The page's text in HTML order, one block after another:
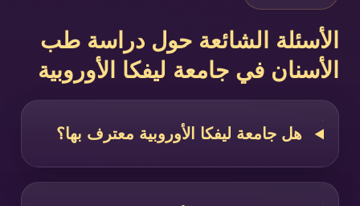
الأسئلة الشائعة حول دراسة طب
الأسنان في جامعة ليفكا الأوروبية
هل جامعة ليفكا الأوروبية معترف بها؟